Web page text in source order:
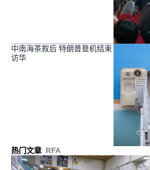
中南海茶叙后 特朗普登机结束
访华
热门文章 RFA